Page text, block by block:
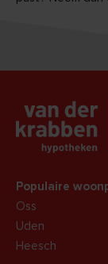
Populaire
Oss
Uden
Heesch